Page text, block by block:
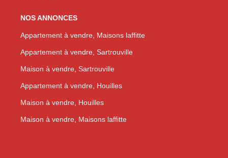
NOS ANNONCES
Appartement à vendre, Maisons laffitte
Appartement à vendre, Sartrouville
Maison à vendre, Sartrouville
Appartement à vendre, Houilles
Maison à vendre, Houilles
Maison à vendre, Maisons laffitte